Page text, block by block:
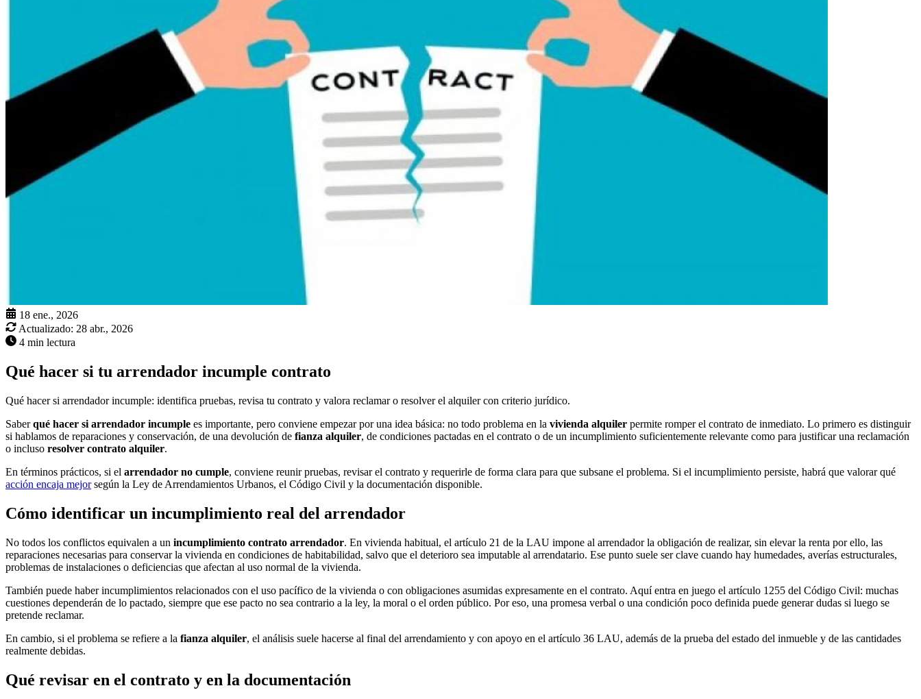
18 ene., 2026
Actualizado: 28 abr., 2026
4 min lectura
Qué hacer si tu arrendador incumple contrato
Qué hacer si arrendador incumple: identifica pruebas, revisa tu contrato y valora reclamar o resolver el alquiler con criterio jurídico.
Saberqué hacer si arrendador incumple es importante, pero conviene empezar por una idea básica: no todo problema en la vivienda alquiler permite romper el contrato de inmediato. Lo primero es distinguir
si hablamos de reparaciones y conservación, de una devolución de fianza alquiler, de condiciones pactadas en el contrato o de un incumplimiento suficientemente relevante como para justificar una reclamación
o incluso resolver contrato alquiler.
En términos prácticos, si el arrendador no cumple, conviene reunir pruebas, revisar el contrato y requerirle de forma clara para que subsane el problema. Si el incumplimiento persiste, habrá que valorar qué
acción encaja mejorsegún la Ley de Arrendamientos Urbanos, el Código Civil y la documentación disponible.
Cómo identificar un incumplimiento real del arrendador
No todos los conflictos equivalen a un incumplimiento contrato arrendador. En vivienda habitual, el artículo 21 de la LAU impone al arrendador la obligación de realizar, sin elevar la renta por ello, las
reparaciones necesarias para conservar la vivienda en condiciones de habitabilidad, salvo que el deterioro sea imputable al arrendatario. Ese punto suele ser clave cuando hay humedades, averías estructurales,
problemas de instalaciones o deficiencias que afectan al uso normal de la vivienda.
También puede haber incumplimientos relacionados con el uso pacífico de la vivienda o con obligaciones asumidas expresamente en el contrato. Aquí entra en juego el artículo 1255 del Código Civil: muchas
cuestiones dependerán de lo pactado, siempre que ese pacto no sea contrario a la ley, la moral o el orden público. Por eso, una promesa verbal o una condición poco definida puede generar dudas si luego se
pretende reclamar.
En cambio, si el problema se refiere a la fianza alquiler, el análisis suele hacerse al final del arrendamiento y con apoyo en el artículo 36 LAU, además de la prueba del estado del inmueble y de las cantidades
realmente debidas.
Qué revisar en el contrato y en la documentación